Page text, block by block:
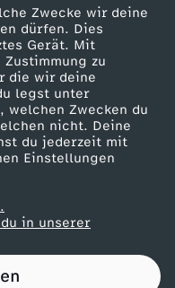
Zwecke wir deine
dürfen. Dies
Gerät. Mit
zu
die wir deine
legst unter
Zwecken du
nicht. Deine
du jederzeit mit
Einstellungen
in unserer